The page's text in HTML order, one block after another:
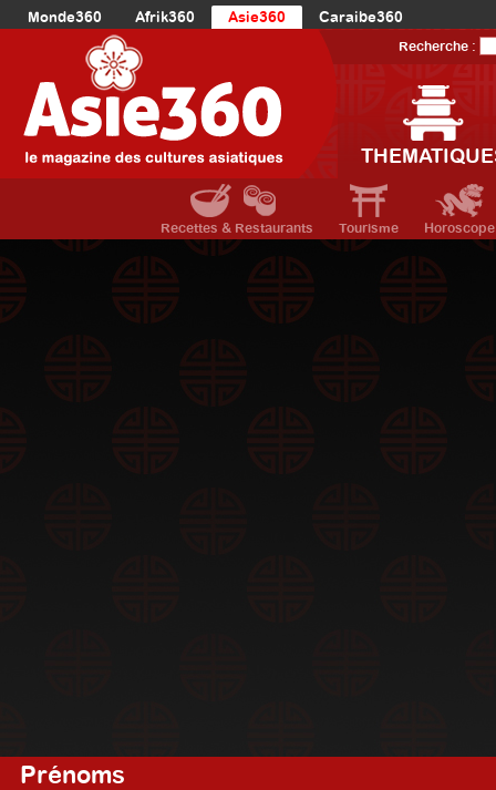
Monde360 Afrik360 Asie360
Caraibe360
Europe360
AmériqueDuNord360
Océanie360
Recherche :
Recettes & Restaurants Tourisme Horoscope
Prénoms